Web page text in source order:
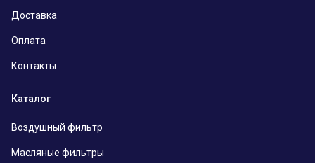
Доставка
Оплата
Контакты
Каталог
Воздушный фильтр
Масляные фильтры